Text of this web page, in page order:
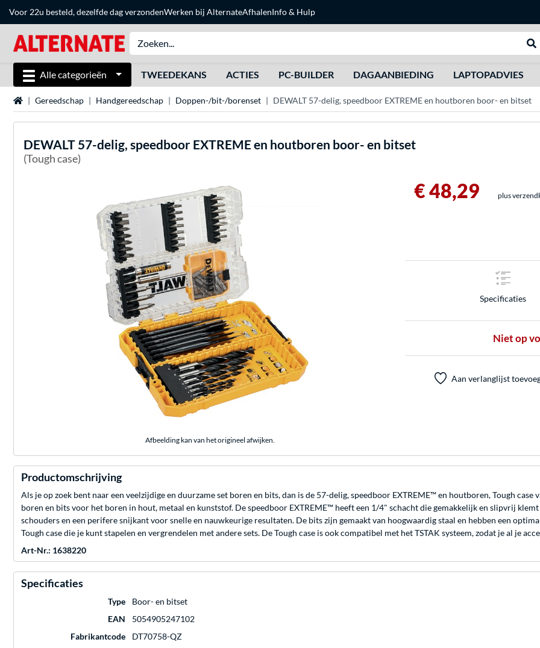
Voor 22u besteld, dezelfde dag verzondenWerken bij AlternateAfhalenInfo & Hulp
Alle categorieën TWEEDEKANS ACTIES PC-BUILDER DAGAANBIEDING LAPTOPADVIES
HomeGereedschap Handgereedschap Doppen-/bit-/borenset DEWALT 57-delig, speedboor EXTREME en houtboren boor- en bitset
DEWALT 57-delig, speedboor EXTREME en houtboren boor- en bitset
(Tough case)
Afbeelding kan van het origineel afwijken.
€ 48,29 plus
Specificaties
Niet op
Aan verlanglijst
Productomschrijving
Als je op zoek bent naar een veelzijdige en duurzame set boren en bits, dan is de 57-delig, speedboor EXTREME™ en houtboren, Tough case
boren en bits voor het boren in hout, metaal en kunststof. De speedboor EXTREME™ heeft een 1/4" schacht die gemakkelijk en slipvrij
schouders en een perifere snijkant voor snelle en nauwkeurige resultaten. De bits zijn gemaakt van hoogwaardig staal en hebben een
Tough case die je kunt stapelen en vergrendelen met andere sets. De Tough case is ook compatibel met het TSTAK systeem, zodat je al je
Art-Nr.: 1638220
Specificaties
Type
Boor- en bitset
EAN
5054905247102
Fabrikantcode
DT70758-QZ